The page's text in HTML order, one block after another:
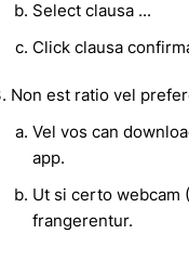
Select clausa ...
Click clausa
Non est ratio vel
Vel vos can
app.
Ut si certo webcam
frangerentur.